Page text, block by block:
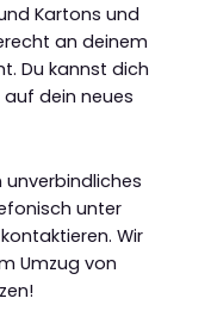
Kartons und
an deinem
Du kannst dich
dein neues
unter
Wir
Umzug von